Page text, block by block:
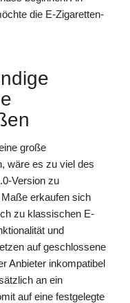
die E-Zigaretten-
große
wäre es zu viel des
Version zu
erkaufen sich
zu klassischen E-
und
auf geschlossene
Anbieter inkompatibel
an ein
auf eine festgelegte